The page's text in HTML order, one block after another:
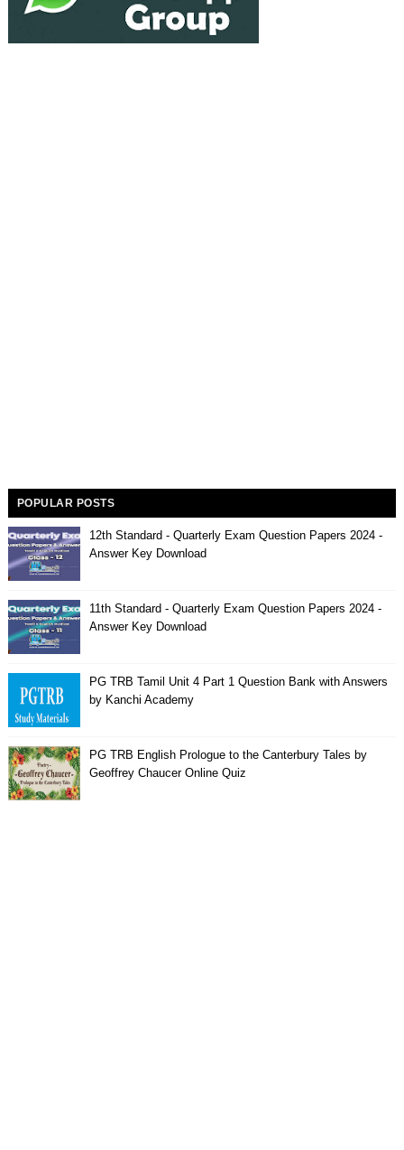
POPULAR POSTS
12th Standard - Quarterly Exam Question Papers 2024 -
Answer Key Download
11th Standard - Quarterly Exam Question Papers 2024 -
Answer Key Download
PG TRB Tamil Unit 4 Part 1 Question Bank with Answers
by Kanchi Academy
PG TRB English Prologue to the Canterbury Tales by
Geoffrey Chaucer Online Quiz